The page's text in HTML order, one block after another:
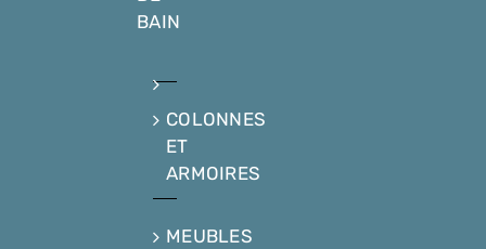
BAIN
COLONNES
ET
ARMOIRES
MEUBLES